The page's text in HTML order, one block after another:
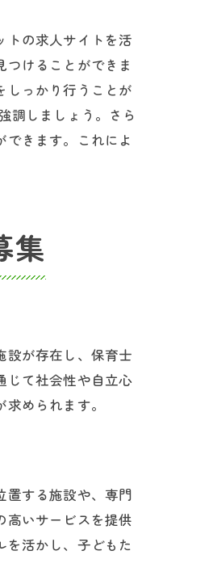
トの求人サイトを活
けることができま
しっかり行うことが
調しましょう。さら
きます。これによ
集
設が存在し、保育士
じて社会性や自立心
められます。
置する施設や、専門
高いサービスを提供
を活かし、子どもた